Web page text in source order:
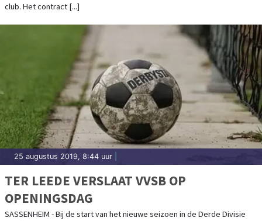
club. Het contract [...]
25 augustus 2019, 8:44 uur
TER LEEDE VERSLAAT VVSB OP
OPENINGSDAG
SASSENHEIM - Bij de start van het nieuwe seizoen in de Derde Divisie